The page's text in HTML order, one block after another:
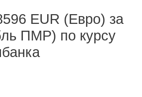
EUR (Евро) за
ПМР) по курсу